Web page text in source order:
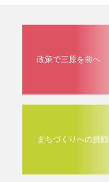
政策で三原を前へ
まちづくりへの挑戦